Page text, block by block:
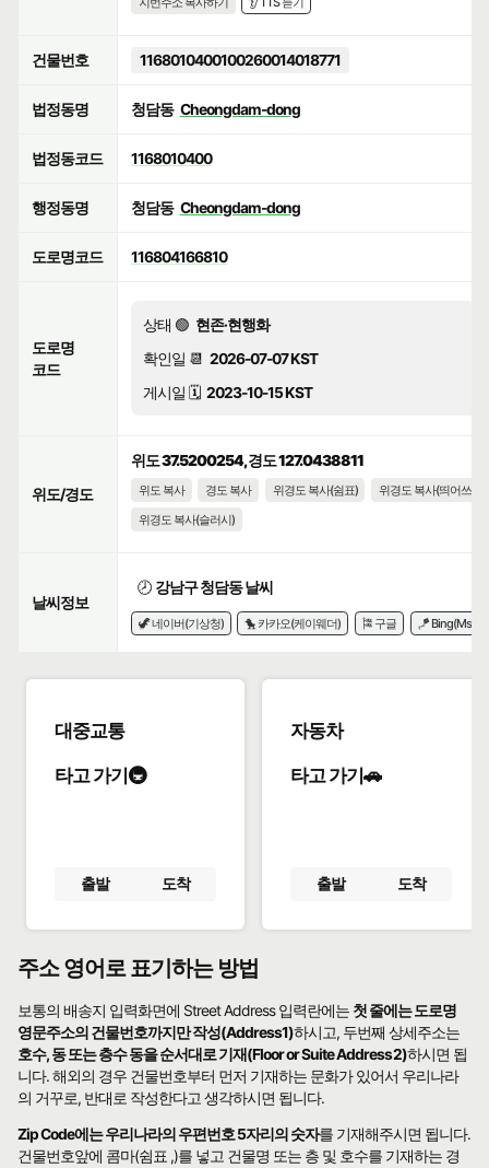
건물번호 1168010400100260014018771
법정동명 청담동 Cheongdam-dong
법정동코드 1168010400
행정동명 청담동 Cheongdam-dong
도로명코드 116804166810
도로명
코드
상태 🟢 현존·현행화
확인일 📆 2026-07-07 KST
게시일 🗓️ 2023-10-15 KST
위도/경도
위도 37.5200254, 경도 127.0438811
위도 복사 경도 복사 위경도 복사(쉼표)
위경도 복사(띄어쓰기)
위경도 복사(슬러시)
날씨정보
🕗 강남구 청담동 날씨
🦖 네이버(기상청) 🐤 카카오(케이웨더) 🎏 구글 🪁 Bing(Msn)
대중교통
타고 가기🚇
출발 도착
자동차
타고 가기🚗
출발 도착
주소 영어로 표기하는 방법
보통의 배송지 입력화면에 Street Address 입력란에는 첫 줄에는 도로명
영문주소의 건물번호까지만 작성(Address1)하시고, 두번째 상세주소는
호수, 동 또는 층수 동을 순서대로 기재(Floor or Suite Address2)하시면 됩
니다. 해외의 경우 건물번호부터 먼저 기재하는 문화가 있어서 우리나라
의 거꾸로, 반대로 작성한다고 생각하시면 됩니다.
Zip Code에는 우리나라의 우편번호 5자리의 숫자를 기재해주시면 됩니다.
건물번호앞에 콤마(쉼표 ,)를 넣고 건물명 또는 층 및 호수를 기재하는 경